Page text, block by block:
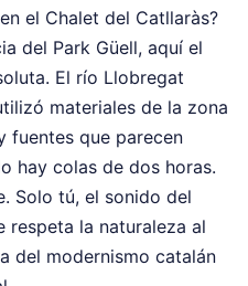
el Chalet del Catllaràs?
del Park Güell, aquí el
El río Llobregat
materiales de la zona
fuentes que parecen
hay colas de dos horas.
Solo tú, el sonido del
respeta la naturaleza al
del modernismo catalán